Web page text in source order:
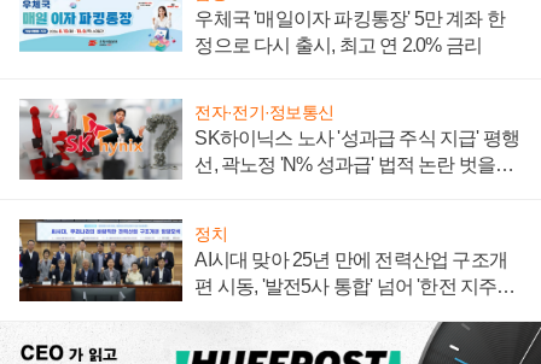
우체국 '매일이자 파킹통장' 5만 계좌 한
정으로 다시 출시, 최고 연 2.0% 금리
전자·전기·정보통신
SK하이닉스 노사 '성과급 주식 지급' 평행
선, 곽노정 'N% 성과급' 법적 논란 벗을지
정치
AI시대 맞아 25년 만에 전력산업 구조개
편 시동, '발전5사 통합' 넘어 '한전 지주사'